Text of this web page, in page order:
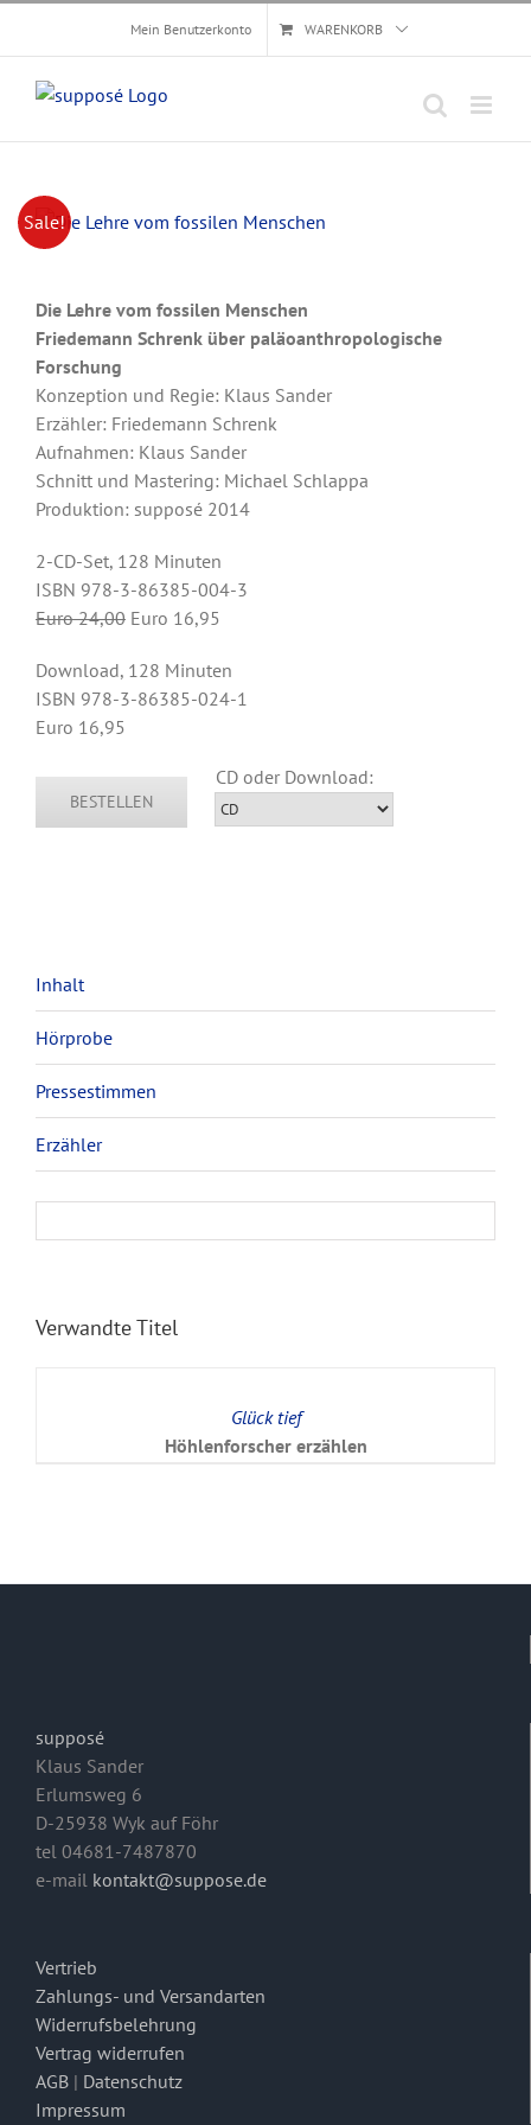
Mein Benutzerkonto WARENKORB
Sale!
Die Lehre vom fossilen Menschen
Friedemann Schrenk über paläoanthropologische
Forschung
Konzeption und Regie: Klaus Sander
Erzähler: Friedemann Schrenk
Aufnahmen: Klaus Sander
Schnitt und Mastering: Michael Schlappa
Produktion: supposé 2014
2-CD-Set, 128 Minuten
ISBN 978-3-86385-004-3
Euro 24,00 Euro 16,95
Download, 128 Minuten
ISBN 978-3-86385-024-1
Euro 16,95
BESTELLEN
Inhalt
Hörprobe
Pressestimmen
Erzähler
Verwandte Titel
Glück tief
Höhlenforscher erzählen
supposé
Klaus Sander
Erlumsweg 6
D-25938 Wyk auf Föhr
tel 04681-7487870
e-mail kontakt@suppose.de
Vertrieb
Zahlungs- und Versandarten
Widerrufsbelehrung
Vertrag widerrufen
AGB | Datenschutz
Impressum